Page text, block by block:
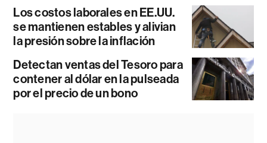
Los costos laborales en EE.UU.
se mantienen estables y alivian
la presión sobre la inflación
Detectan ventas del Tesoro para
contener al dólar en la pulseada
por el precio de un bono